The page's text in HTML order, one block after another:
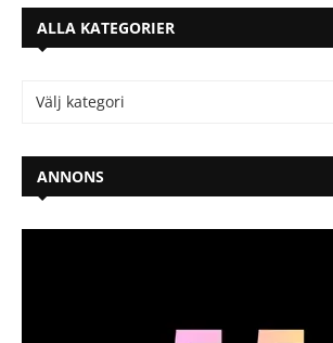
ALLA KATEGORIER
ANNONS